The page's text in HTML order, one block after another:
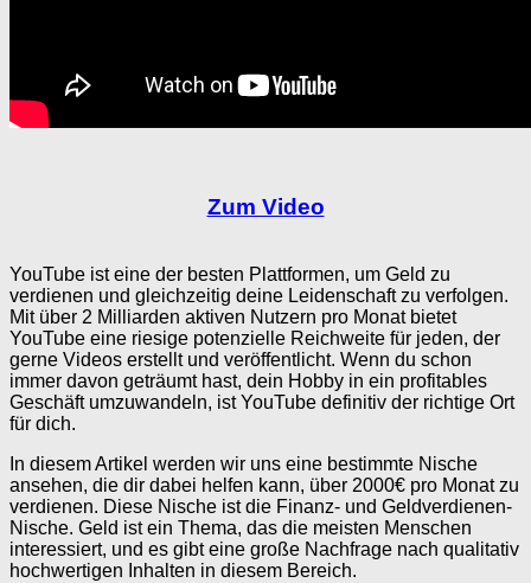
Zum Video
YouTube ist eine der besten Plattformen, um Geld zu
verdienen und gleichzeitig deine Leidenschaft zu verfolgen.
Mit über 2 Milliarden aktiven Nutzern pro Monat bietet
YouTube eine riesige potenzielle Reichweite für jeden, der
gerne Videos erstellt und veröffentlicht. Wenn du schon
immer davon geträumt hast, dein Hobby in ein profitables
Geschäft umzuwandeln, ist YouTube definitiv der richtige Ort
für dich.
In diesem Artikel werden wir uns eine bestimmte Nische
ansehen, die dir dabei helfen kann, über 2000€ pro Monat zu
verdienen. Diese Nische ist die Finanz- und Geldverdienen-
Nische. Geld ist ein Thema, das die meisten Menschen
interessiert, und es gibt eine große Nachfrage nach qualitativ
hochwertigen Inhalten in diesem Bereich.